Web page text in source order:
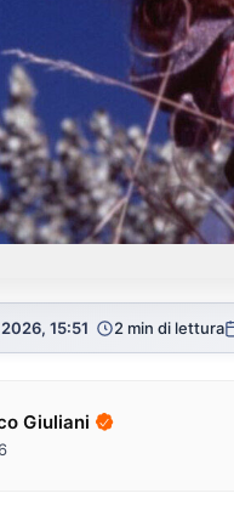
15:51 2 min di lettura
Giuliani